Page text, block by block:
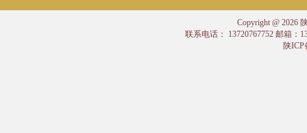
Copyright @ 2026
联系电话： 13720767752 邮箱：
陕ICP